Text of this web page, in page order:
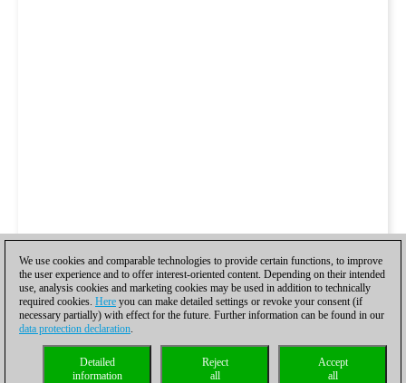
We use cookies and comparable technologies to provide certain functions, to improve
the user experience and to offer interest-oriented content. Depending on their intended
use, analysis cookies and marketing cookies may be used in addition to technically
required cookies. Here you can make detailed settings or revoke your consent (if
necessary partially) with effect for the future. Further information can be found in our
data protection declaration.
Accept
all
Reject
all
Detailed
information